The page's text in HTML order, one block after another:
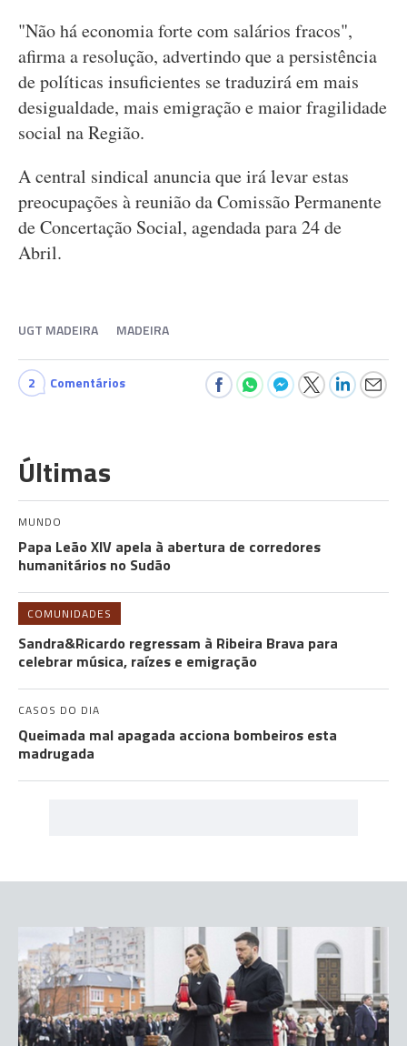
"Não há economia forte com salários fracos",
afirma a resolução, advertindo que a persistência
de políticas insuficientes se traduzirá em mais
desigualdade, mais emigração e maior fragilidade
social na Região.
A central sindical anuncia que irá levar estas
preocupações à reunião da Comissão Permanente
de Concertação Social, agendada para 24 de
Abril.
UGT MADEIRA MADEIRA
2 Comentários
Últimas
MUNDO
Papa Leão XIV apela à abertura de corredores
humanitários no Sudão
COMUNIDADES
Sandra&Ricardo regressam à Ribeira Brava para
celebrar música, raízes e emigração
CASOS DO DIA
Queimada mal apagada acciona bombeiros esta
madrugada